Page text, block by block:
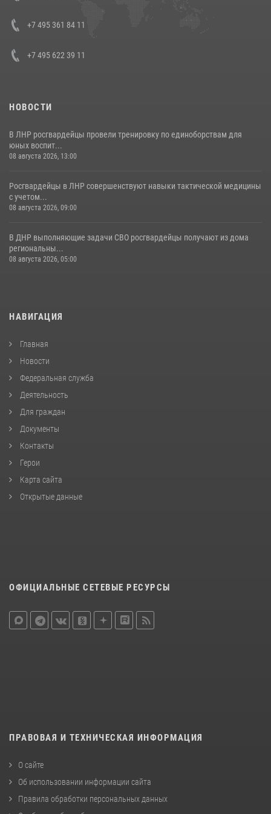
представителя Президента Российской Федерации в Северо-
Кавказском федеральном округе Виталием Кузнецовым
+7 495 361 84 11
+7 495 622 39 11
НОВОСТИ
В ЛНР росгвардейцы провели тренировку по единоборствам для
юных воспит...
08 августа 2026, 13:00
Росгвардейцы в ЛНР совершенствуют навыки тактической медицины
с учетом...
08 августа 2026, 09:00
В ДНР выполняющие задачи СВО росгвардейцы получают из дома
региональны...
08 августа 2026, 05:00
НАВИГАЦИЯ
Главная
Новости
Федеральная служба
Деятельность
Для граждан
Документы
Контакты
Герои
Карта сайта
Открытые данные
ОФИЦИАЛЬНЫЕ СЕТЕВЫЕ РЕСУРСЫ
ПРАВОВАЯ И ТЕХНИЧЕСКАЯ ИНФОРМАЦИЯ
О сайте
Об использовании информации сайта
Правила обработки персональных данных